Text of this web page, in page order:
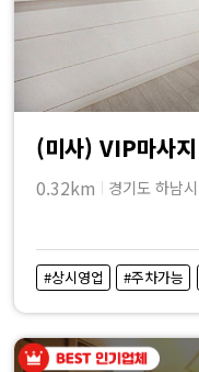
(미사) VIP마사지
0.32km 경기도 하남시
#상시영업 #주차가능